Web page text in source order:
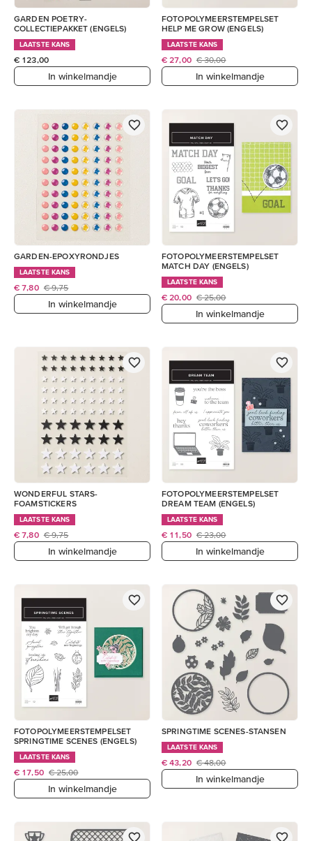
GARDEN POETRY-
COLLECTIEPAKKET (ENGELS)
LAATSTE KANS
€ 123,00
In winkelmandje
FOTOPOLYMEERSTEMPELSET
HELP ME GROW (ENGELS)
LAATSTE KANS
€ 27,00 € 30,00
In winkelmandje
GARDEN-EPOXYRONDJES
LAATSTE KANS
€ 7,80 € 9,75
In winkelmandje
FOTOPOLYMEERSTEMPELSET
MATCH DAY (ENGELS)
LAATSTE KANS
€ 20,00 € 25,00
In winkelmandje
WONDERFUL STARS-
FOAMSTICKERS
LAATSTE KANS
€ 7,80 € 9,75
In winkelmandje
FOTOPOLYMEERSTEMPELSET
DREAM TEAM (ENGELS)
LAATSTE KANS
€ 11,50 € 23,00
In winkelmandje
FOTOPOLYMEERSTEMPELSET
SPRINGTIME SCENES (ENGELS)
LAATSTE KANS
€ 17,50 € 25,00
In winkelmandje
SPRINGTIME SCENES-STANSEN
LAATSTE KANS
€ 43,20 € 48,00
In winkelmandje